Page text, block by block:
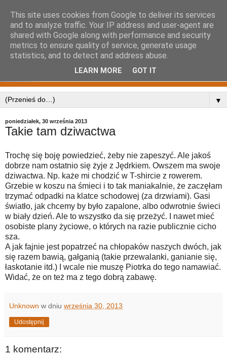
▼
poniedziałek, 30 września 2013
Takie tam dziwactwa
Trochę się boję powiedzieć, żeby nie zapeszyć. Ale jakoś
dobrze nam ostatnio się żyje z Jędrkiem. Owszem ma swoje
dziwactwa. Np. każe mi chodzić w T-shircie z rowerem.
Grzebie w koszu na śmieci i to tak maniakalnie, że zaczęłam
trzymać odpadki na klatce schodowej (za drzwiami). Gasi
światło, jak chcemy by było zapalone, albo odwrotnie świeci
w biały dzień. Ale to wszystko da się przeżyć. I nawet mieć
osobiste plany życiowe, o których na razie publicznie cicho
sza.
A jak fajnie jest popatrzeć na chłopaków naszych dwóch, jak
się razem bawią, gałganią (takie przewalanki, ganianie się,
łaskotanie itd.) I wcale nie muszę Piotrka do tego namawiać.
Widać, że on też ma z tego dobrą zabawę.
Unknown w dniu września 30, 2013
Udostępnij
1 komentarz:
This site uses cookies from Google to deliver its services
and to analyze traffic. Your IP address and user-agent are
shared with Google along with performance and security
metrics to ensure quality of service, generate usage
statistics, and to detect and address abuse.
LEARN MORE GOT IT